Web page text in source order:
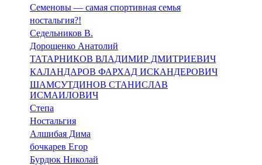
Семеновы — самая спортивная семья
ностальгия?!
Седельников В.
Дорощенко Анатолий
ТАТАРНИКОВ ВЛАДИМИР ДМИТРИЕВИЧ
КАЛАНДАРОВ ФАРХАД ИСКАНДЕРОВИЧ
ШАМСУТДИНОВ СТАНИСЛАВ
ИСМАИЛОВИЧ
Степа
Ностальгия
Алшибая Дима
бочкарев Егор
Бурдюк Николай